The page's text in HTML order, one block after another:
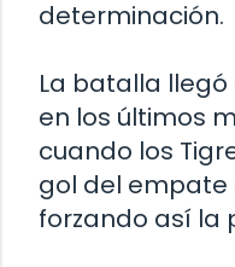
determinación.
La batalla
en los últimos
cuando los
gol del empate
forzando así la